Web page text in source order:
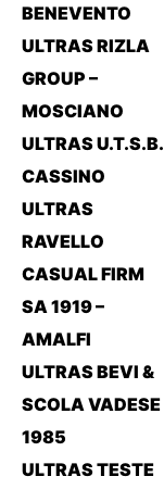
BENEVENTO
ULTRAS RIZLA
GROUP –
MOSCIANO
ULTRAS U.T.S.B.
CASSINO
ULTRAS
RAVELLO
CASUAL FIRM
SA 1919 –
AMALFI
ULTRAS BEVI &
SCOLA VADESE
1985
ULTRAS TESTE